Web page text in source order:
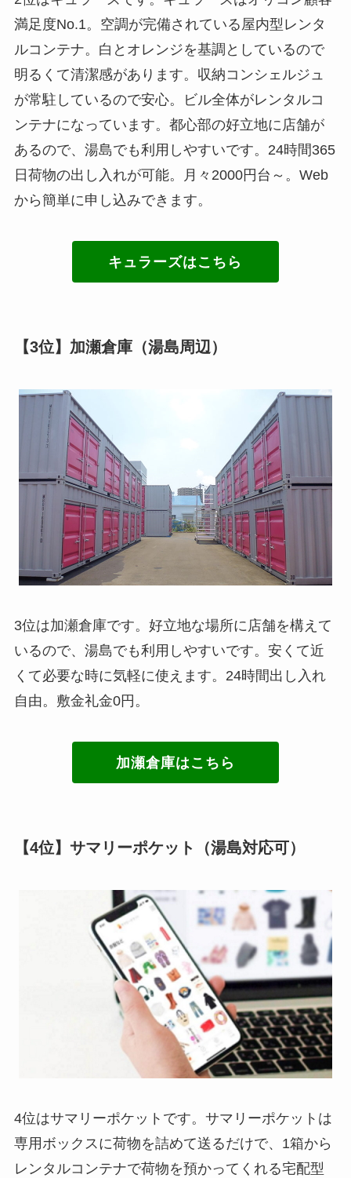
満足度No.1。空調が完備されている屋内型レンタ
ルコンテナ。白とオレンジを基調としているので
明るくて清潔感があります。収納コンシェルジュ
が常駐しているので安心。ビル全体がレンタルコ
ンテナになっています。都心部の好立地に店舗が
あるので、湯島でも利用しやすいです。24時間365
日荷物の出し入れが可能。月々2000円台～。Web
から簡単に申し込みできます。
キュラーズはこちら
【3位】加瀬倉庫（湯島周辺）
3位は加瀬倉庫です。好立地な場所に店舗を構えて
いるので、湯島でも利用しやすいです。安くて近
くて必要な時に気軽に使えます。24時間出し入れ
自由。敷金礼金0円。
加瀬倉庫はこちら
【4位】サマリーポケット（湯島対応可）
4位はサマリーポケットです。サマリーポケットは
専用ボックスに荷物を詰めて送るだけで、1箱から
レンタルコンテナで荷物を預かってくれる宅配型